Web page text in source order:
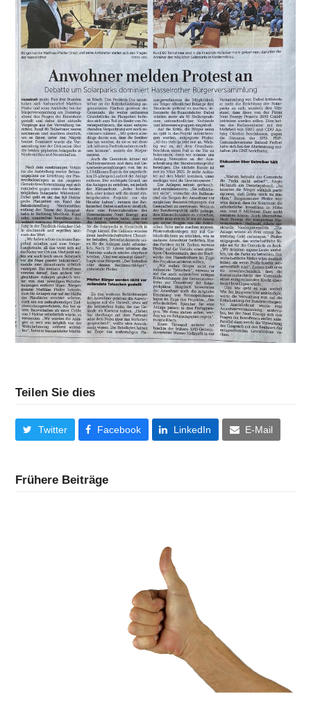
Teilen Sie dies
Twitter Facebook LinkedIn E-Mail
Frühere Beiträge